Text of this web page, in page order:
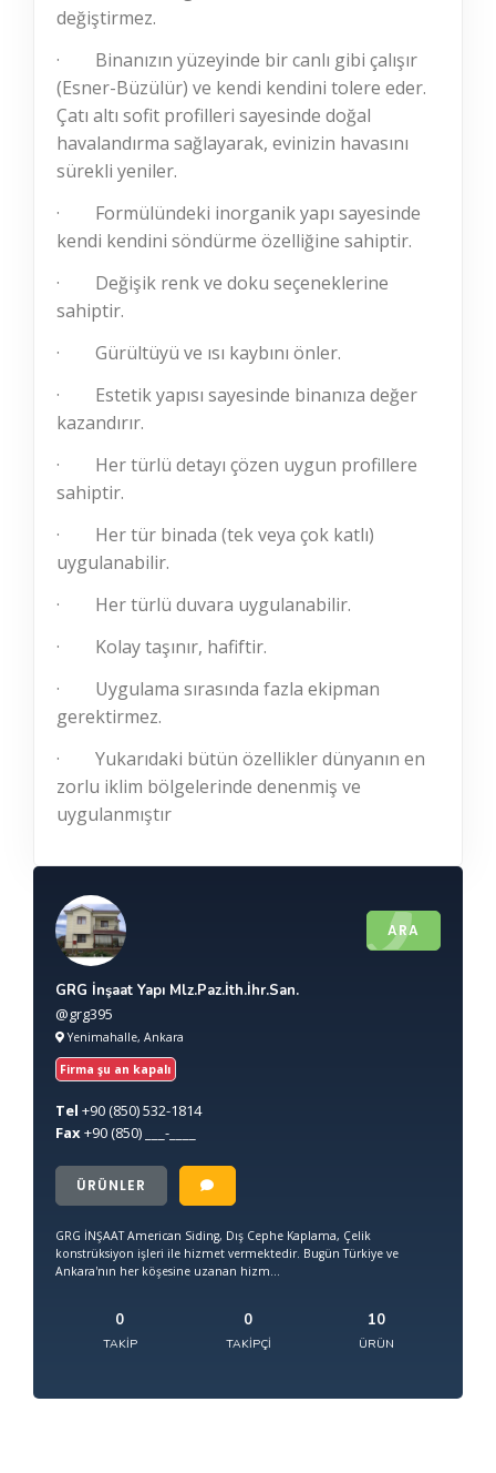
değiştirmez.
·
Binanızın yüzeyinde bir canlı gibi çalışır
(Esner-Büzülür) ve kendi kendini tolere eder.
Çatı altı sofit profilleri sayesinde doğal
havalandırma sağlayarak, evinizin havasını
sürekli yeniler.
·
Formülündeki inorganik yapı sayesinde
kendi kendini söndürme özelliğine sahiptir.
·
Değişik renk ve doku seçeneklerine
sahiptir.
·
Gürültüyü ve ısı kaybını önler.
·
Estetik yapısı sayesinde binanıza değer
kazandırır.
·
Her türlü detayı çözen uygun profillere
sahiptir.
·
Her tür binada (tek veya çok katlı)
uygulanabilir.
·
Her türlü duvara uygulanabilir.
·
Kolay taşınır, hafiftir.
·
Uygulama sırasında fazla ekipman
gerektirmez.
·
Yukarıdaki bütün özellikler dünyanın en
zorlu iklim bölgelerinde denenmiş ve
uygulanmıştır
ARA
GRG İnşaat Yapı Mlz.Paz.İth.İhr.San.
@grg395
Yenimahalle, Ankara
Firma şu an kapalı
Tel +90(850) 532-1814
Fax+90(850) ___-____
ÜRÜNLER
GRG İNŞAAT American Siding, Dış Cephe Kaplama, Çelik
konstrüksiyon işleri ile hizmet vermektedir. Bugün Türkiye ve
Ankara'nın her köşesine uzanan hizm...
0
TAKIP
0
TAKIPÇI
10
ÜRÜN